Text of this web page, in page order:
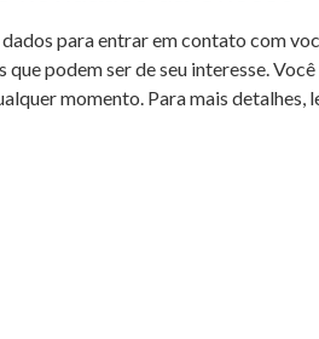
dados para entrar em contato com
podem ser de seu interesse.
momento. Para mais detalhes,